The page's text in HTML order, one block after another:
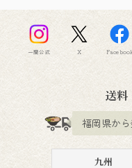
一蘭公式 X
送料
福岡県か
九州